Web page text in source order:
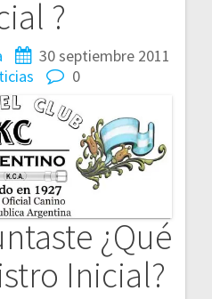
?
30 septiembre 2011
0
¿Qué
Inicial?